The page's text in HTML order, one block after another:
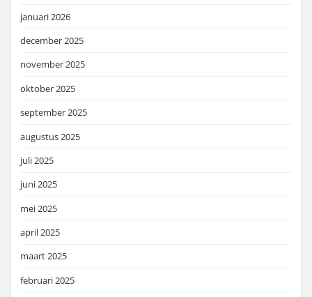
januari 2026
december 2025
november 2025
oktober 2025
september 2025
augustus 2025
juli 2025
juni 2025
mei 2025
april 2025
maart 2025
februari 2025